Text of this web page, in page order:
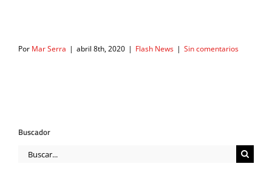
Por Mar Serra | abril 8th, 2020 | Flash News | Sin comentarios
Buscador
Buscar: